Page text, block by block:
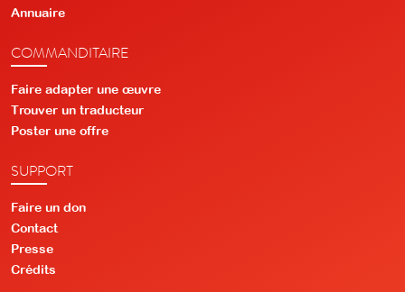
Annuaire
COMMANDITAIRE
Faire adapter une œuvre
Trouver un traducteur
Poster une offre
SUPPORT
Faire un don
Contact
Presse
Crédits